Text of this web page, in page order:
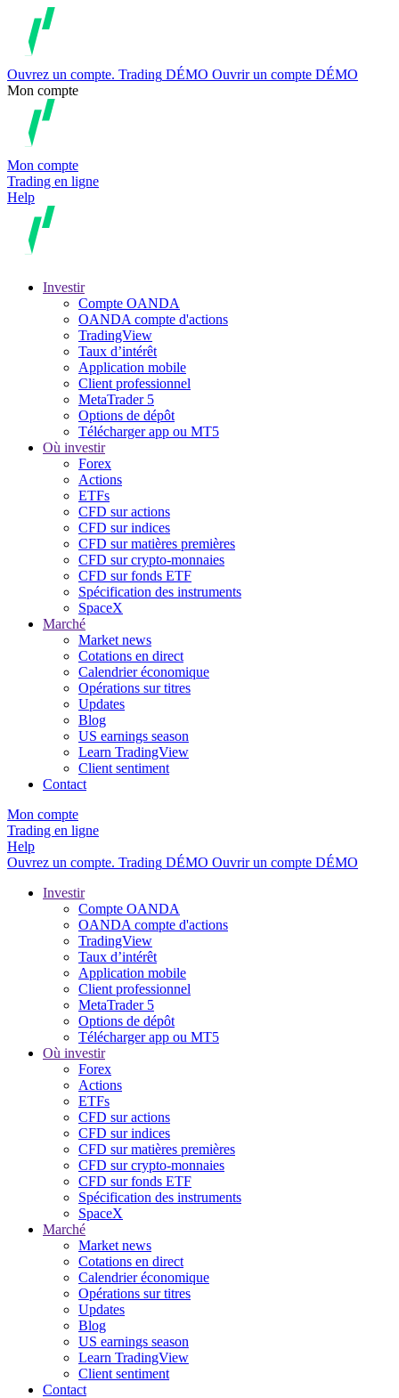
Ouvrez un compte. Trading DÉMO Ouvrir un compte DÉMO
Mon compte
Mon compte
Trading en ligne
Help
Investir
Compte OANDA
OANDA compte d'actions
TradingView
Taux d’intérêt
Application mobile
Client professionnel
MetaTrader 5
Options de dépôt
Télécharger app ou MT5
Où investir
Forex
Actions
ETFs
CFD sur actions
CFD sur indices
CFD sur matières premières
CFD sur crypto-monnaies
CFD sur fonds ETF
Spécification des instruments
SpaceX
Marché
Market news
Cotations en direct
Calendrier économique
Opérations sur titres
Updates
Blog
US earnings season
Learn TradingView
Client sentiment
Contact
Mon compte
Trading en ligne
Help
Ouvrez un compte. Trading DÉMO Ouvrir un compte DÉMO
Investir
Compte OANDA
OANDA compte d'actions
TradingView
Taux d’intérêt
Application mobile
Client professionnel
MetaTrader 5
Options de dépôt
Télécharger app ou MT5
Où investir
Forex
Actions
ETFs
CFD sur actions
CFD sur indices
CFD sur matières premières
CFD sur crypto-monnaies
CFD sur fonds ETF
Spécification des instruments
SpaceX
Marché
Market news
Cotations en direct
Calendrier économique
Opérations sur titres
Updates
Blog
US earnings season
Learn TradingView
Client sentiment
Contact